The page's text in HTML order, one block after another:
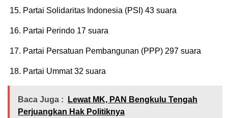
Partai Solidaritas Indonesia (PSI) 43 suara
Partai Perindo 17 suara
Partai Persatuan Pembangunan (PPP) 297 suara
Partai Ummat 32 suara
Baca Juga :
Lewat MK, PAN Bengkulu Tengah
Perjuangkan Hak Politiknya